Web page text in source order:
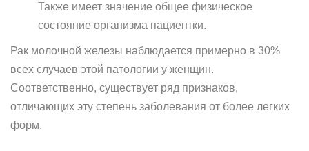
Также имеет значение общее физическое
состояние организма пациентки.
Рак молочной железы наблюдается примерно в 30%
всех случаев этой патологии у женщин.
Соответственно, существует ряд признаков,
отличающих эту степень заболевания от более легких
форм.